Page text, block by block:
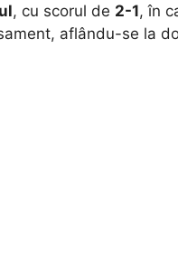
, cu scorul de 2-1, în
aflându-se la